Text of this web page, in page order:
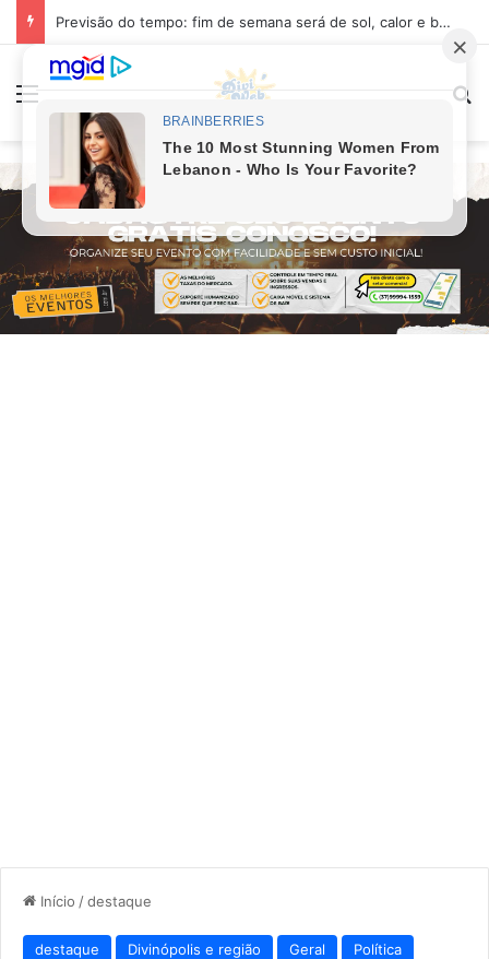
Previsão do tempo: fim de semana será de sol, calor e baixa umidade em Divinópolis
Menu
Início /destaque
destaque Divinópolis e região Geral Política